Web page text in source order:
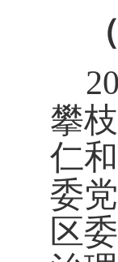
攀
仁
委
区